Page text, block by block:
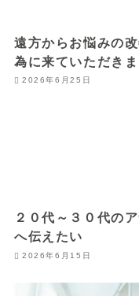
遠方からお悩みの
為に来ていただき
2026年6月25日
２０代～３０代の
へ伝えたい
2026年6月15日